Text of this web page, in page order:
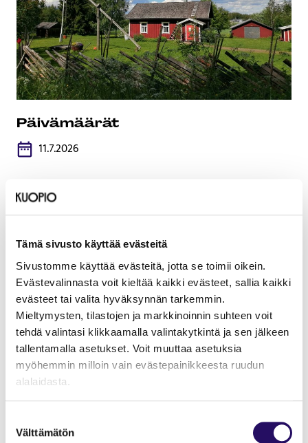
Tämä sivusto käyttää evästeitä
Sivustomme käyttää evästeitä, jotta se toimii oikein.
Evästevalinnasta voit kieltää kaikki evästeet, sallia kaikki
evästeet tai valita hyväksynnän tarkemmin.
Mieltymysten, tilastojen ja markkinoinnin suhteen voit
tehdä valintasi klikkaamalla valintakytkintä ja sen jälkeen
tallentamalla asetukset. Voit muuttaa asetuksia
myöhemmin milloin vain evästepainikkeesta ruudun
alalaidasta.
Lue lisää sivustostamme ja evästeistä
valinta
Välttämätön
Päivämäärät
11.7.2026
Riistaveden kotiseutumuseo, Lokkitie 11, 71160
Lue lisää tapahtumastaTämä linkki aukeaa uuteen välilehteen
Riistaveden Perinnepäivän teemana on tänä vuonna
Entisajan ammatinharjoittajat Riistavedellä.
Tapahtumapaikkana Riistaveden kotiseutumuseon miljöö,
tapahtuma avoinna klo 10-15.
Portit avataan klo 10.00. Päivän avaus ja lipun nosto klo
Ohjelmassa: